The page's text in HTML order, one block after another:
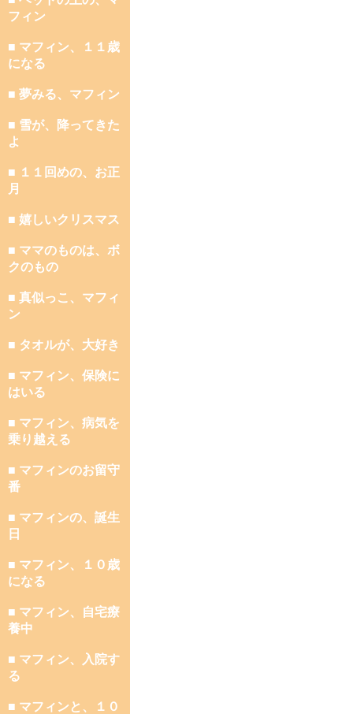
フィン
■ マフィン、１１歳
になる
■ 夢みる、マフィン
■ 雪が、降ってきた
よ
■ １１回めの、お正
月
■ 嬉しいクリスマス
■ ママのものは、ボ
クのもの
■ 真似っこ、マフィ
ン
■ タオルが、大好き
■ マフィン、保険に
はいる
■ マフィン、病気を
乗り越える
■ マフィンのお留守
番
■ マフィンの、誕生
日
■ マフィン、１０歳
になる
■ マフィン、自宅療
養中
■ マフィン、入院す
る
■ マフィンと、１０